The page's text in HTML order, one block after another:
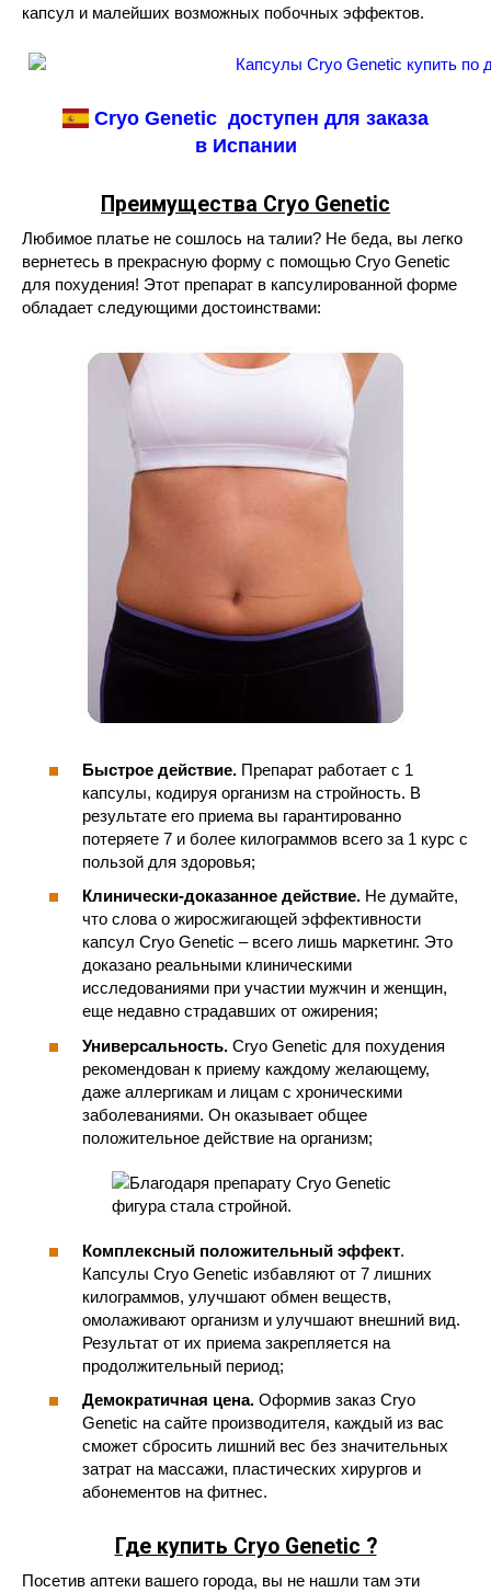
капсул и малейших возможных побочных эффектов.
Cryo Genetic доступен для заказа
в Испании
Преимущества Cryo Genetic
Любимое платье не сошлось на талии? Не беда, вы легко
вернетесь в прекрасную форму с помощью Cryo Genetic
для похудения! Этот препарат в капсулированной форме
обладает следующими достоинствами:
Быстрое действие. Препарат работает с 1
капсулы, кодируя организм на стройность. В
результате его приема вы гарантированно
потеряете 7 и более килограммов всего за 1 курс с
пользой для здоровья;
Клинически-доказанное действие. Не думайте,
что слова о жиросжигающей эффективности
капсул Cryo Genetic – всего лишь маркетинг. Это
доказано реальными клиническими
исследованиями при участии мужчин и женщин,
еще недавно страдавших от ожирения;
Универсальность. Cryo Genetic для похудения
рекомендован к приему каждому желающему,
даже аллергикам и лицам с хроническими
заболеваниями. Он оказывает общее
положительное действие на организм;
Комплексный положительный эффект.
Капсулы Cryo Genetic избавляют от 7 лишних
килограммов, улучшают обмен веществ,
омолаживают организм и улучшают внешний вид.
Результат от их приема закрепляется на
продолжительный период;
Демократичная цена. Оформив заказ Cryo
Genetic на сайте производителя, каждый из вас
сможет сбросить лишний вес без значительных
затрат на массажи, пластических хирургов и
абонементов на фитнес.
Где купить Cryo Genetic ?
Посетив аптеки вашего города, вы не нашли там эти